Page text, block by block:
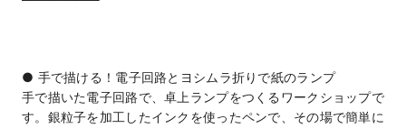
● 手で描ける！電子回路とヨシムラ折りで紙のランプ
手で描いた電子回路で、卓上ランプをつくるワークショップで
す。銀粒子を加工したインクを使ったペンで、その場で簡単に